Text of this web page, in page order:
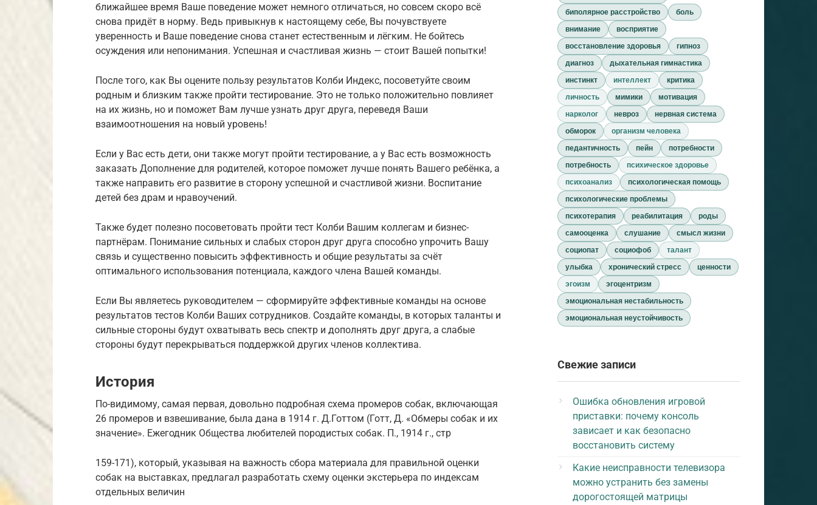
ближайшее время Ваше поведение может немного отличаться, но совсем скоро всё
снова придёт в норму. Ведь привыкнув к настоящему себе, Вы почувствуете
уверенность и Ваше поведение снова станет естественным и лёгким. Не бойтесь
осуждения или непонимания. Успешная и счастливая жизнь — стоит Вашей попытки!
После того, как Вы оцените пользу результатов Колби Индекс, посоветуйте своим
родным и близким также пройти тестирование. Это не только положительно повлияет
на их жизнь, но и поможет Вам лучше узнать друг друга, переведя Ваши
взаимоотношения на новый уровень!
Если у Вас есть дети, они также могут пройти тестирование, а у Вас есть возможность
заказать Дополнение для родителей, которое поможет лучше понять Вашего ребёнка, а
также направить его развитие в сторону успешной и счастливой жизни. Воспитание
детей без драм и нравоучений.
Также будет полезно посоветовать пройти тест Колби Вашим коллегам и бизнес-
партнёрам. Понимание сильных и слабых сторон друг друга способно упрочить Вашу
связь и существенно повысить эффективность и общие результаты за счёт
оптимального использования потенциала, каждого члена Вашей команды.
Если Вы являетесь руководителем — сформируйте эффективные команды на основе
результатов тестов Колби Ваших сотрудников. Создайте команды, в которых таланты и
сильные стороны будут охватывать весь спектр и дополнять друг друга, а слабые
стороны будут перекрываться поддержкой других членов коллектива.
История
По-видимому, самая первая, довольно подробная схема промеров собак, включающая
26 промеров и взвешивание, была дана в 1914 г. Д.Готтом (Готт, Д. «Обмеры собак и их
значение». Ежегодник Общества любителей породистых собак. П., 1914 г., стр
159-171), который, указывая на важность сбора материала для правильной оценки
собак на выставках, предлагал разработать схему оценки экстерьера по индексам
отдельных величин
биполярное расстройство
боль
внимание
восприятие
восстановление здоровья
гипноз
диагноз
дыхательная гимнастика
инстинкт
интеллект
критика
личность
мимики
мотивация
нарколог
невроз
нервная система
обморок
организм человека
педантичность
пейн
потребности
потребность
психическое здоровье
психоанализ
психологическая помощь
психологические проблемы
психотерапия
реабилитация
роды
самооценка
слушание
смысл жизни
социопат
социофоб
талант
улыбка
хронический стресс
ценности
эгоизм
эгоцентризм
эмоциональная нестабильность
эмоциональная неустойчивость
Свежие записи
Ошибка обновления игровой
приставки: почему консоль
зависает и как безопасно
восстановить систему
Какие неисправности телевизора
можно устранить без замены
дорогостоящей матрицы